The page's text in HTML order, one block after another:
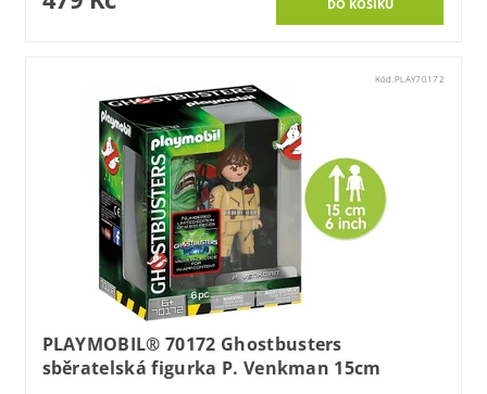
Kód:PLAY70172
PLAYMOBIL® 70172 Ghostbusters
sběratelská figurka P. Venkman 15cm